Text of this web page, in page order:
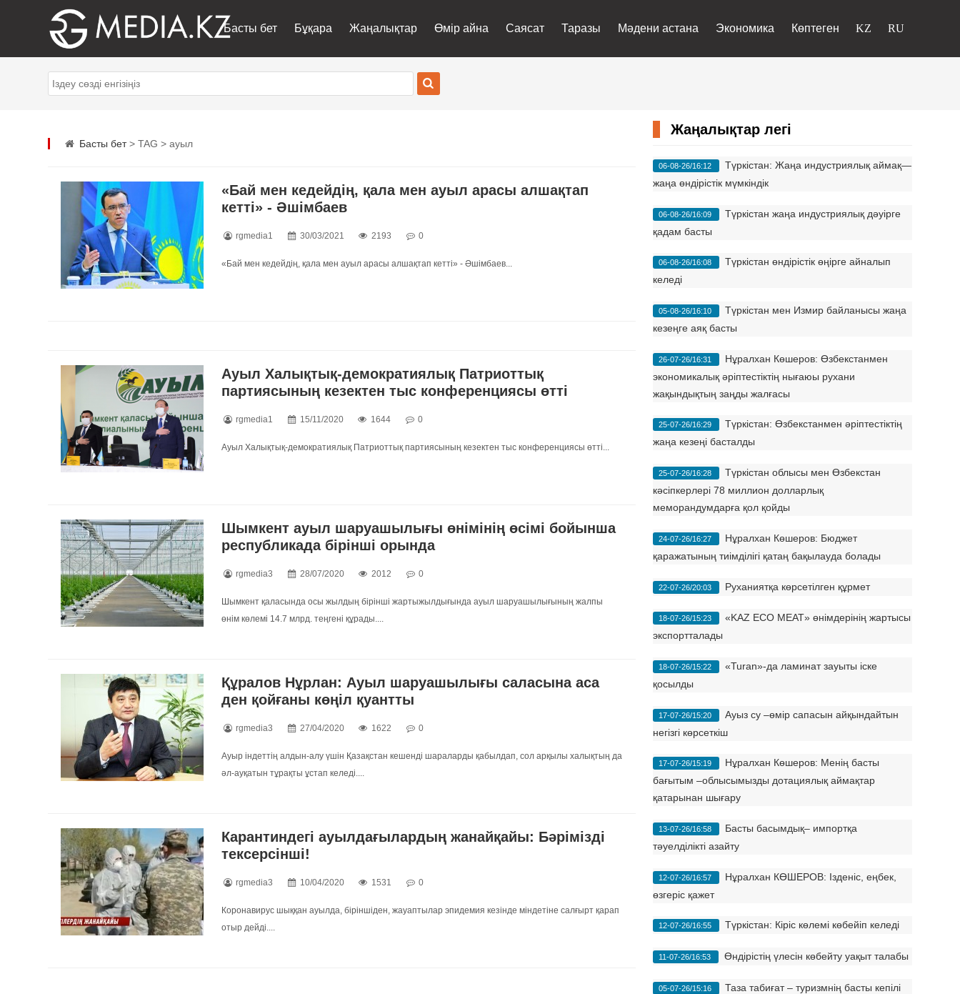
Басты бет Бұқара Жаңалықтар Өмір айна Саясат Таразы Мәдени астана Экономика Көптеген
Басты бет> TAG > ауыл
«Бай мен кедейдің, қала мен ауыл арасы алшақтап
кетті» - Әшімбаев
rgmedia1 30/03/2021 2193 0
«Бай мен кедейдің, қала мен ауыл арасы алшақтап кетті» - Әшімбаев...
Ауыл Халықтық-демократиялық Патриоттық
партиясының кезектен тыс конференциясы өтті
rgmedia1 15/11/2020 1644 0
Ауыл Халықтық-демократиялық Патриоттық партиясының кезектен тыс конференциясы өтті...
Шымкент ауыл шаруашылығы өнімінің өсімі бойынша
республикада бірінші орында
rgmedia3 28/07/2020 2012 0
Шымкент қаласында осы жылдың бірінші жартыжылдығында ауыл шаруашылығының жалпы
өнім көлемі 14.7 млрд. теңгені құрады....
Құралов Нұрлан: Ауыл шаруашылығы саласына аса
ден қойғаны көңіл қуантты
rgmedia3 27/04/2020 1622 0
Ауыр індеттің алдын-алу үшін Қазақстан кешенді шараларды қабылдап, сол арқылы халықтың да
әл-ауқатын тұрақты ұстап келеді....
Карантиндегі ауылдағылардың жанайқайы: Бәрімізді
тексерсінші!
rgmedia3 10/04/2020 1531 0
Коронавирус шыққан ауылда, біріншіден, жауаптылар эпидемия кезінде міндетіне салғырт қарап
отыр дейді....
Жаңалықтар легі
06-08-26/16:12
Түркістан: Жаңа индустриялық аймақ—
жаңа өндірістік мүмкіндік
06-08-26/16:09
Түркістан жаңа индустриялық дәуірге
қадам басты
06-08-26/16:08
Түркістан өндірістік өңірге айналып
келеді
05-08-26/16:10
Түркістан мен Измир байланысы жаңа
кезеңге аяқ басты
26-07-26/16:31
Нұралхан Көшеров: Өзбекстанмен
экономикалық әріптестіктің нығаюы рухани
жақындықтың заңды жалғасы
25-07-26/16:29
Түркістан: Өзбекстанмен әріптестіктің
жаңа кезеңі басталды
25-07-26/16:28
Түркістан облысы мен Өзбекстан
кәсіпкерлері 78 миллион долларлық
меморандумдарға қол қойды
24-07-26/16:27
Нұралхан Көшеров: Бюджет
қаражатының тиімділігі қатаң бақылауда болады
22-07-26/20:03 Руханиятқа көрсетілген құрмет
18-07-26/15:23
«KAZ ECO MEAT» өнімдерінің жартысы
экспортталады
18-07-26/15:22
«Turan»-да ламинат зауыты іске
қосылды
17-07-26/15:20
Ауыз су –өмір сапасын айқындайтын
негізгі көрсеткіш
17-07-26/15:19
Нұралхан Көшеров: Менің басты
бағытым –облысымызды дотациялық аймақтар
қатарынан шығару
13-07-26/16:58
Басты басымдық– импортқа
тәуелділікті азайту
12-07-26/16:57
Нұралхан КӨШЕРОВ: Ізденіс, еңбек,
өзгеріс қажет
12-07-26/16:55 Түркістан: Кіріс көлемі көбейіп келеді
11-07-26/16:53 Өндірістің үлесін көбейту уақыт талабы
05-07-26/15:16 Таза табиғат – туризмнің басты кепілі